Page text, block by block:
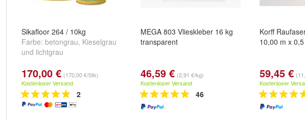
Sikafloor 264 / 10kg
Farbe: betongrau, Kieselgrau
und lichtgrau
170,00 € (170,00 €/Stk)
Kostenloser Versand
2
MEGA 803 Vlieskleber 16 kg
transparent
46,59 € (2,91 €/kg)
Kostenloser Versand
46
Korff
10,00 m x
59,45 €
Kostenloser